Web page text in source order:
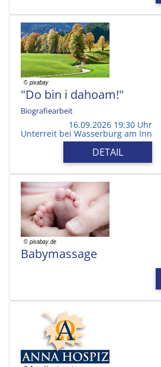
"Do bin i dahoam!"
Biografiearbeit
16.09.2026 19:30 Uhr
Unterreit bei Wasserburg am Inn
DETAIL
Babymassage